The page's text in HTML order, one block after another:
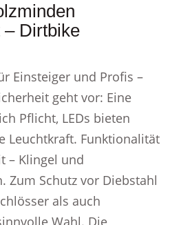
– Dirtbike
Einsteiger und Profis –
geht vor: Eine
Pflicht, LEDs bieten
Leuchtkraft. Funktionalität
– Klingel und
Zum Schutz vor Diebstahl
als auch
Wahl. Die